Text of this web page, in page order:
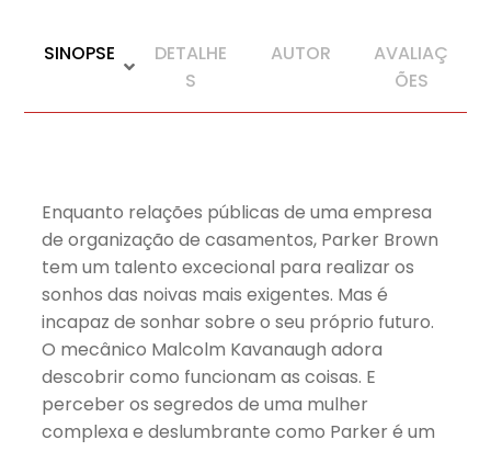
SINOPSE
DETALHE
S
AUTOR
AVALIAÇ
ÕES
Enquanto relações públicas de uma empresa
de organização de casamentos, Parker Brown
tem um talento excecional para realizar os
sonhos das noivas mais exigentes. Mas é
incapaz de sonhar sobre o seu próprio futuro.
O mecânico Malcolm Kavanaugh adora
descobrir como funcionam as coisas. E
perceber os segredos de uma mulher
complexa e deslumbrante como Parker é um